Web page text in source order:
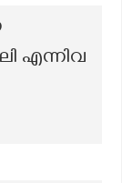
എന്നിവ